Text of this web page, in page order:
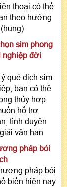
thoại có thể
theo hướng
sim phong
nghiệp đời
quẻ dịch sim
bạn có thể
thủy hợp
hỗ trợ
tình duyên
vận hạn
pháp bói
pháp bói
biến hiện nay